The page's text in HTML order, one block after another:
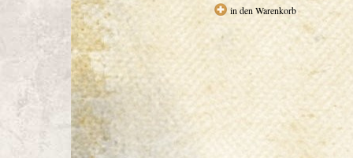
in den Warenkorb